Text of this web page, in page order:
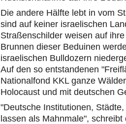
Die andere Hälfte lebt in vom
sind auf keiner israelischen
Straßenschilder weisen auf
Brunnen dieser Beduinen
israelischen Bulldozern
Auf den so entstandenen
Nationalfond KKL ganze
Holocaust und mit deutschen
"Deutsche Institutionen,
lassen als Mahnmale",